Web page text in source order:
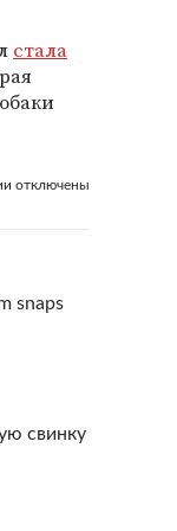
стала
отключены
snaps
свинку